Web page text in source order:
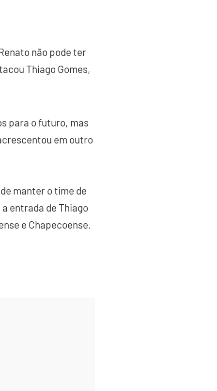
não pode ter
Thiago Gomes,
para o futuro, mas
em outro
manter o time de
entrada de Thiago
e Chapecoense.